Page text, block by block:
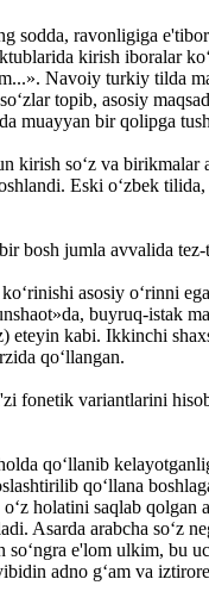
ravonligiga
kirish iboralar
Navoiy turkiy tilda
topib, asosiy
muayyan bir qolipga
so‘z va
Eski o‘zbek
bosh jumla avvalida
asosiy o‘rinni
buyruq-istak
kabi. Ikkinchi
qo‘llangan.
fonetik variantlarini
qo‘llanib
qo‘llana
holatini saqlab
Asarda arabcha so‘z
e'lom ulkim, bu
adno g‘am va